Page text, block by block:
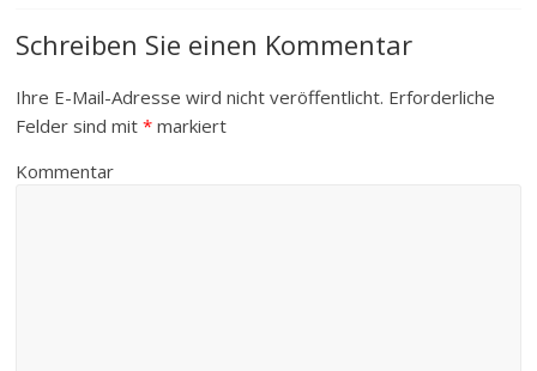
Schreiben Sie einen Kommentar
Ihre E-Mail-Adresse wird nicht veröffentlicht. Erforderliche
Felder sind mit* markiert
Kommentar